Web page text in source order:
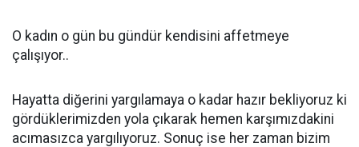
O kadın o gün bu gündür kendisini affetmeye
çalışıyor..
Hayatta diğerini yargılamaya o kadar hazır bekliyoruz ki
gördüklerimizden yola çıkarak hemen karşımızdakini
acımasızca yargılıyoruz. Sonuç ise her zaman bizim